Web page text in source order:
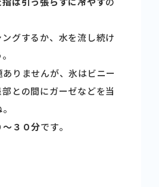
グするか、水を流し続け
りませんが、氷はビニー
との間にガーゼなどを当
～３０分です。